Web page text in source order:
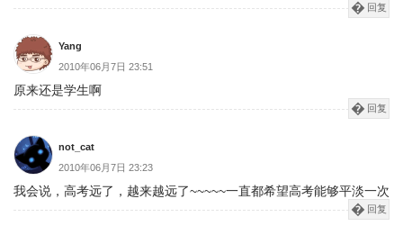
回复
Yang
2010年06月7日 23:51
原来还是学生啊
回复
not_cat
2010年06月7日 23:23
我会说，高考远了，越来越远了~~~~~一直都希望高考能够平淡一次
回复